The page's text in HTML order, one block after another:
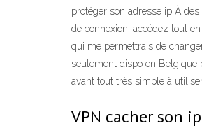
protéger son adresse ip À
de connexion, accédez tout
qui me permettrais de
seulement dispo en Belgique
avant tout très simple à
VPN cacher son